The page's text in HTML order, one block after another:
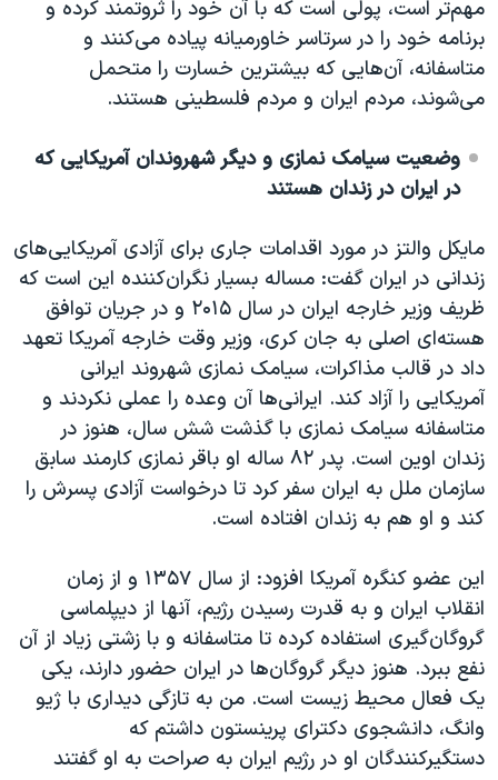
مهم‌تر است، پولی است که با آن خود را ثروتمند کرده و
برنامه خود را در سرتاسر خاورمیانه پیاده می‌کنند و
متاسفانه، آن‌هایی که بیشترین خسارت را متحمل
می‌شوند، مردم ایران و مردم فلسطینی هستند.
وضعیت سیامک نمازی و دیگر شهروندان آمریکایی که
در ایران در زندان هستند
مایکل والتز در مورد اقدامات جاری برای آزادی آمریکایی‌های
زندانی در ایران گفت: مساله بسیار نگران‌کننده این است که
ظریف وزیر خارجه ایران در سال ۲۰۱۵ و در جریان توافق
هسته‌ای اصلی به جان کری، وزیر وقت خارجه آمریکا تعهد
داد در قالب مذاکرات، سیامک نمازی شهروند ایرانی
آمریکایی را آزاد کند. ایرانی‌ها آن وعده را عملی نکردند و
متاسفانه سیامک نمازی با گذشت شش سال، هنوز در
زندان اوین است. پدر ۸۲ ساله او باقر نمازی کارمند سابق
سازمان ملل به ایران سفر کرد تا درخواست آزادی پسرش را
کند و او هم به زندان افتاده است.
این عضو کنگره آمریکا افزود: از سال ۱۳۵۷ و از زمان
انقلاب ایران و به قدرت رسیدن رژیم، آنها از دیپلماسی
گروگان‌گیری استفاده کرده تا متاسفانه و با زشتی زیاد از آن
نفع ببرد. هنوز دیگر گروگان‌ها در ایران حضور دارند، یکی
یک فعال محیط زیست است. من به تازگی دیداری با ژیو
وانگ، دانشجوی دکترای پرینستون داشتم که
دستگیرکنندگان او در رژیم ایران به صراحت به او گفتند